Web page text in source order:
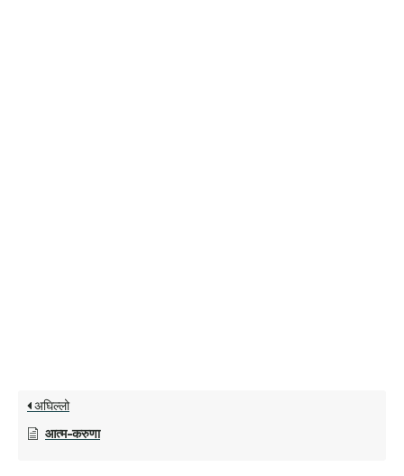
अघिल्लो
आत्म-करुणा